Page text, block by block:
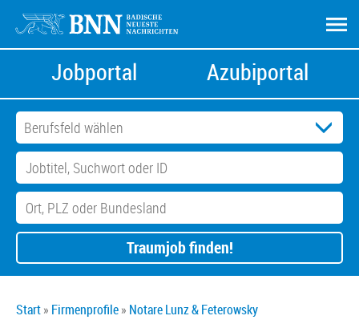
Jobportal Azubiportal
Traumjob finden!
Start Firmenprofile Notare Lunz & Feterowsky